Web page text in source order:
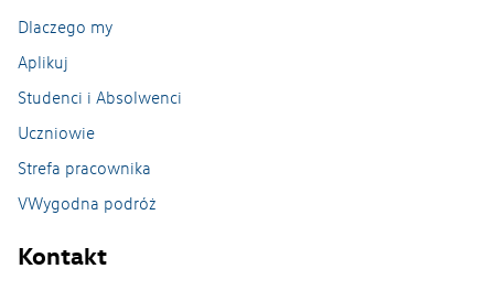
Dlaczego my
Aplikuj
Studenci i Absolwenci
Uczniowie
Strefa pracownika
VWygodna podróż
Kontakt